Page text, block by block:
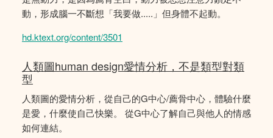
動，形成腦一不斷想「我要做.....」但身體不起動。
hd.ktext.org/content/3501
人類圖human design愛情分析，不是類型對類
型
人類圖的愛情分析，從自己的G中心/薦骨中心，體驗什麼
是愛，什麼使自己快樂。 從G中心了解自己與他人的情感
如何連結。